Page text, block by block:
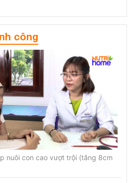
công
nuôi con cao vượt trội (tăng 8cm